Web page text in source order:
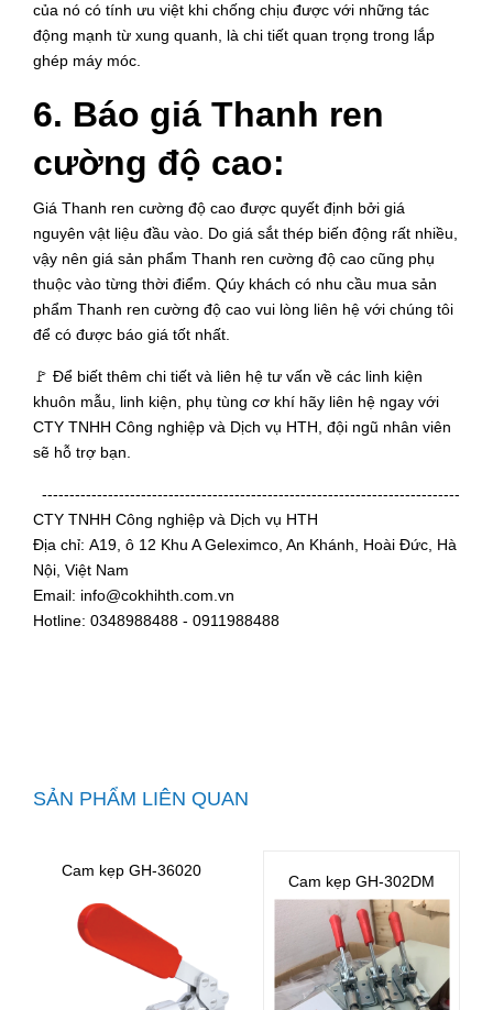
của nó có tính ưu việt khi chống chịu được với những tác
động mạnh từ xung quanh, là chi tiết quan trọng trong lắp
ghép máy móc.
6. Báo giá Thanh ren
cường độ cao:
Giá Thanh ren cường độ cao được quyết định bởi giá
nguyên vật liệu đầu vào. Do giá sắt thép biến động rất nhiều,
vậy nên giá sản phẩm Thanh ren cường độ cao cũng phụ
thuộc vào từng thời điểm. Qúy khách có nhu cầu mua sản
phẩm Thanh ren cường độ cao vui lòng liên hệ với chúng tôi
để có được báo giá tốt nhất.
🚩 Để biết thêm chi tiết và liên hệ tư vấn về các linh kiện
khuôn mẫu, linh kiện, phụ tùng cơ khí hãy liên hệ ngay với
CTY TNHH Công nghiệp và Dịch vụ HTH, đội ngũ nhân viên
sẽ hỗ trợ bạn.
----------------------------------------------------------------------------
CTY TNHH Công nghiệp và Dịch vụ HTH
Địa chỉ: A19, ô 12 Khu A Geleximco, An Khánh, Hoài Đức, Hà
Nội, Việt Nam
Email: info@cokhihth.com.vn
Hotline: 0348988488 - 0911988488
SẢN PHẨM LIÊN QUAN
Cam kẹp GH-36020
Cam kẹp GH-302DM